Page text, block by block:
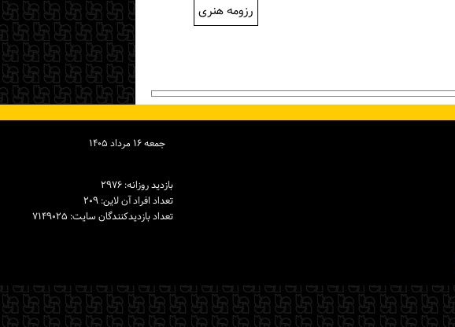
رزومه هنری
جمعه ۱۶ مرداد ۱۴۰۵
بازدید روزانه: ۲۹۷۶
تعداد افراد آن لاین: ۲۰۹
تعداد بازدیدكنندگان سایت: ۷۱۴۹۰۲۵